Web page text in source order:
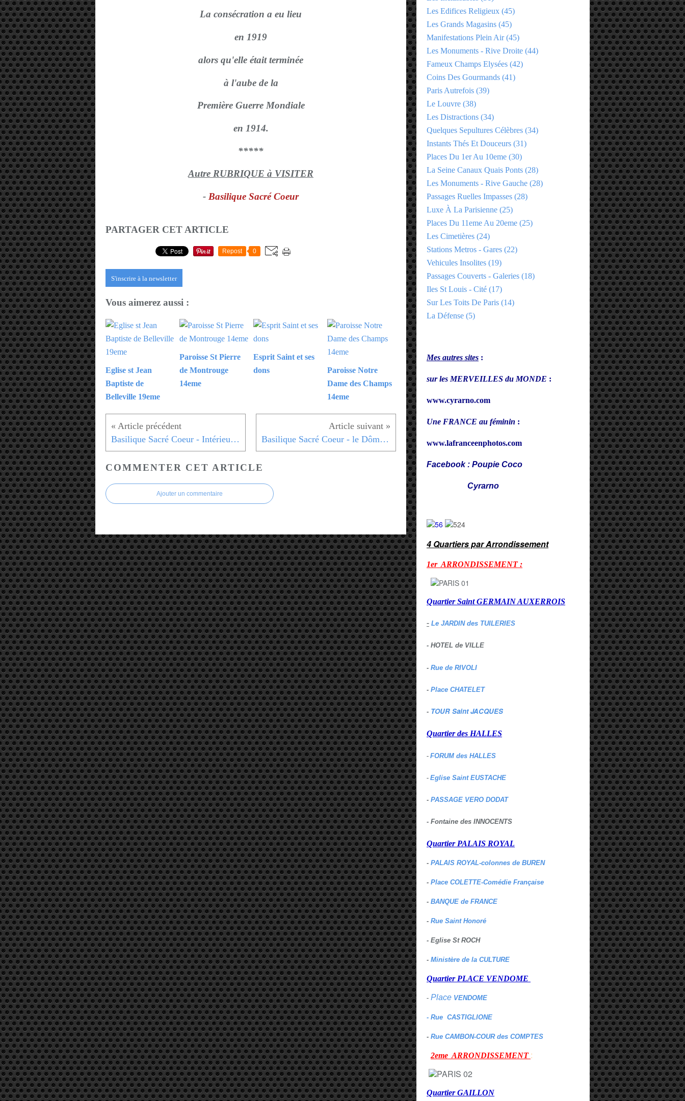
La consécration a eu lieu
en 1919
alors qu'elle était terminée
à l'aube de la
Première Guerre Mondiale
en 1914.
*****
Autre RUBRIQUE à VISITER
- Basilique Sacré Coeur
PARTAGER CET ARTICLE
Repost 0
S'inscrire à la newsletter
Vous aimerez aussi :
Eglise st Jean
Baptiste de
Belleville 19eme
Paroisse St Pierre
de Montrouge
14eme
Esprit Saint et ses
dons
Paroisse Notre
Dame des Champs
14eme
Basilique Sacré Coeur - Intérieur - 18eme Basilique Sacré Coeur - le Dôme - 18eme
COMMENTER CET ARTICLE
Ajouter un commentaire
Les Edifices Religieux (45)
Les Grands Magasins (45)
Manifestations Plein Air(45)
Les Monuments - Rive Droite (44)
Fameux Champs Elysées (42)
Coins Des Gourmands (41)
Paris Autrefois (39)
Le Louvre (38)
Les Distractions (34)
Quelques Sepultures Célèbres (34)
Instants Thés Et Douceurs (31)
Places Du 1er Au 10eme (30)
La Seine Canaux Quais Ponts (28)
Les Monuments - Rive Gauche (28)
Passages Ruelles Impasses (28)
Luxe À La Parisienne (25)
Places Du 11eme Au 20eme (25)
Les Cimetières (24)
Stations Metros - Gares (22)
Vehicules Insolites (19)
Passages Couverts - Galeries (18)
Iles St Louis - Cité (17)
Sur Les Toits De Paris (14)
La Défense (5)
Mes autres sites :
sur les MERVEILLES du MONDE :
www.cyrarno.com
Une FRANCE au féminin :
www.lafranceenphotos.com
Facebook : Poupie Coco
Cyrarno
4 Quartiers par Arrondissement
1er ARRONDISSEMENT :
Quartier Saint GERMAIN AUXERROIS
- Le JARDIN des TUILERIES
- HOTEL de VILLE
- Rue de RIVOLI
- Place CHATELET
- TOUR Saint JACQUES
Quartier des HALLES
- FORUM des HALLES
- Eglise Saint EUSTACHE
- PASSAGE VERO DODAT
- Fontaine des INNOCENTS
Quartier PALAIS ROYAL
- PALAIS ROYAL-colonnes de BUREN
- Place COLETTE-Comédie Française
- BANQUE de FRANCE
- Rue Saint Honoré
- Eglise St ROCH
- Ministère de la CULTURE
Quartier PLACE VENDOME
- Place VENDOME
- Rue CASTIGLIONE
- Rue CAMBON-COUR des COMPTES
2eme ARRONDISSEMENT :
Quartier GAILLON